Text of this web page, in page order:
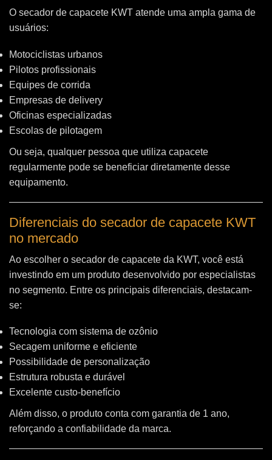
O secador de capacete KWT atende uma ampla gama de
usuários:
Motociclistas urbanos
Pilotos profissionais
Equipes de corrida
Empresas de delivery
Oficinas especializadas
Escolas de pilotagem
Ou seja, qualquer pessoa que utiliza capacete
regularmente pode se beneficiar diretamente desse
equipamento.
Diferenciais do secador de capacete KWT
no mercado
Ao escolher o secador de capacete da KWT, você está
investindo em um produto desenvolvido por especialistas
no segmento. Entre os principais diferenciais, destacam-
se:
Tecnologia com sistema de ozônio
Secagem uniforme e eficiente
Possibilidade de personalização
Estrutura robusta e durável
Excelente custo-benefício
Além disso, o produto conta com garantia de 1 ano,
reforçando a confiabilidade da marca.